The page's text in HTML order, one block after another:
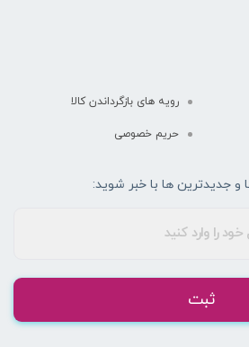
رویه های بازگرداندن کالا
حریم خصوصی
و جدیدترین ها با خبر شوید:
ثبت